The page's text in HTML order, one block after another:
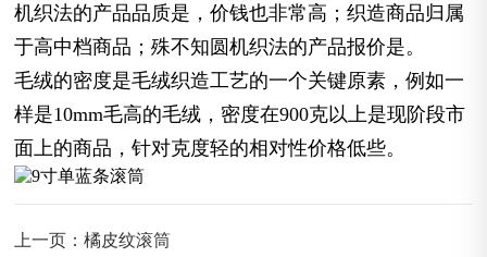
机织法的产品品质是，价钱也非常高；织造商品归属
于高中档商品；殊不知圆机织法的产品报价是。
毛绒的密度是毛绒织造工艺的一个关键原素，例如一
样是10mm毛高的毛绒，密度在900克以上是现阶段市
面上的商品，针对克度轻的相对性价格低些。
上一页：橘皮纹滚筒